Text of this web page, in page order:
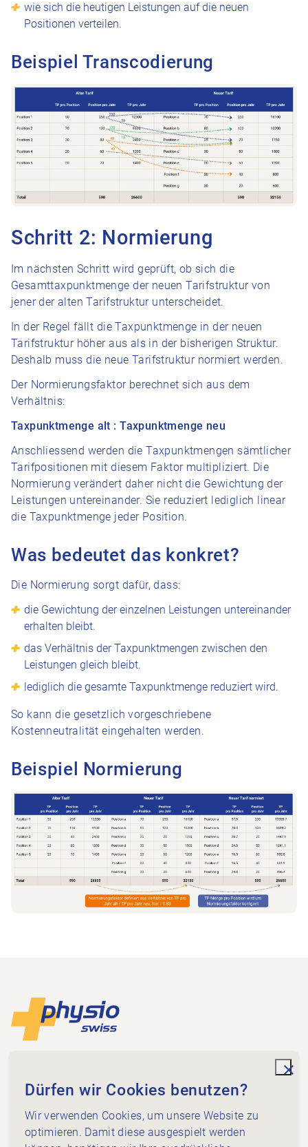
wie sich die heutigen Leistungen auf die neuen
Positionen verteilen.
Beispiel Transcodierung
Schritt 2: Normierung
Im nächsten Schritt wird geprüft, ob sich die
Gesamttaxpunktmenge der neuen Tarifstruktur von
jener der alten Tarifstruktur unterscheidet.
In der Regel fällt die Taxpunktmenge in der neuen
Tarifstruktur höher aus als in der bisherigen Struktur.
Deshalb muss die neue Tarifstruktur normiert werden.
Der Normierungsfaktor berechnet sich aus dem
Verhältnis:
Taxpunktmenge alt : Taxpunktmenge neu
Anschliessend werden die Taxpunktmengen sämtlicher
Tarifpositionen mit diesem Faktor multipliziert. Die
Normierung verändert daher nicht die Gewichtung der
Leistungen untereinander. Sie reduziert lediglich linear
die Taxpunktmenge jeder Position.
Was bedeutet das konkret?
Die Normierung sorgt dafür, dass:
die Gewichtung der einzelnen Leistungen untereinander
erhalten bleibt.
das Verhältnis der Taxpunktmengen zwischen den
Leistungen gleich bleibt.
lediglich die gesamte Taxpunktmenge reduziert wird.
So kann die gesetzlich vorgeschriebene
Kostenneutralität eingehalten werden.
Beispiel Normierung
Footer
Dammweg 3
3013 Bern
+41 58 255 36 00
info@physioswiss.ch
Dürfen wir Cookies benutzen?
Wir verwenden Cookies, um unsere Website zu
optimieren. Damit diese ausgespielt werden